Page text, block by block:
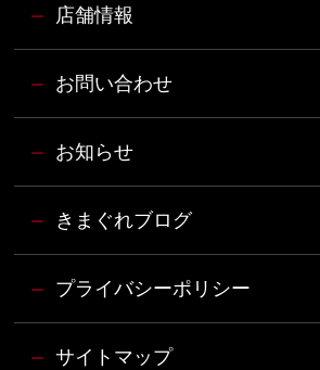
ー 店舗情報
ー お問い合わせ
ー お知らせ
ー きまぐれブログ
ー プライバシーポリシー
ー サイトマップ